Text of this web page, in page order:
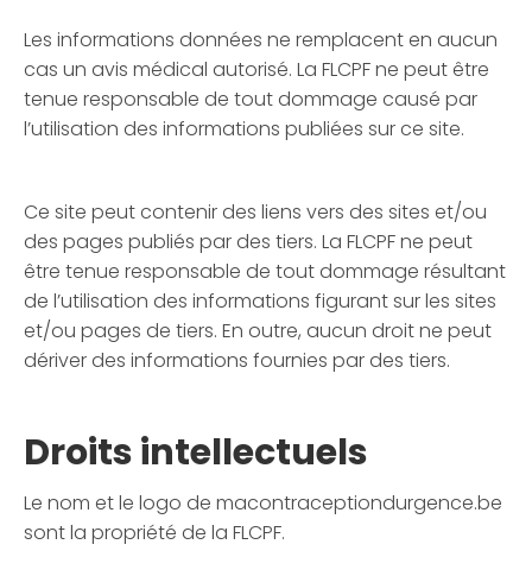
Les informations données ne remplacent en aucun
cas un avis médical autorisé. La FLCPF ne peut être
tenue responsable de tout dommage causé par
l’utilisation des informations publiées sur ce site.
Ce site peut contenir des liens vers des sites et/ou
des pages publiés par des tiers. La FLCPF ne peut
être tenue responsable de tout dommage résultant
de l’utilisation des informations figurant sur les sites
et/ou pages de tiers. En outre, aucun droit ne peut
dériver des informations fournies par des tiers.
Droits intellectuels
Le nom et le logo de macontraceptiondurgence.be
sont la propriété de la FLCPF.